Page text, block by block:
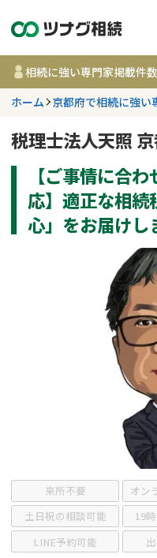
相続に強い専門家掲載件数
ホーム 京都府で相続に強い
税理士法人天照
【ご事情に合
応】適正な相続
心」をお届けし
来所不要 オン
土日祝の相談可能
19
LINE予約可能